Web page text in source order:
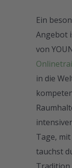
Ein
Angebot
von
in die
Tage,
tauchst